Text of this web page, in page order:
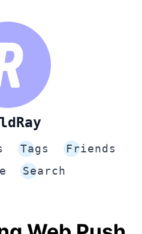
Tags
Friends
Search